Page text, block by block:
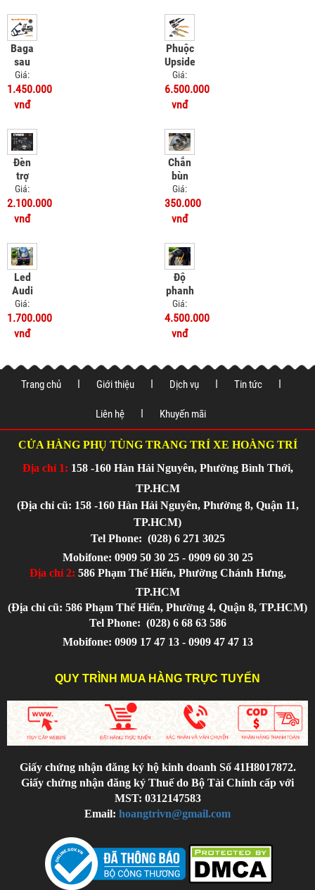
Baga
sau
SRV
Honda
UC3
Giá:
1.450.000
vnđ
Phuộc
Upside
Down
Kingham
Vinfast
Giá:
6.500.000
vnđ
Đèn
trợ
sáng
Bulbtek
Cyber
Giá:
2.100.000
vnđ
Chắn
bùn
sau
MSX -
Chắn
chân
Giá:
350.000
vnđ
Led
Audi
Honda
UC3
Giá:
1.700.000
vnđ
Độ
phanh
ABS
cho xe
Honda
Giá:
4.500.000
vnđ
Trang chủ Giới thiệu Dịch vụ Tin tức
Liên hệ Khuyến mãi
CỬA HÀNG PHỤ TÙNG TRANG TRÍ XE HOÀNG TRÍ
Địa chỉ 1: 158 -160 Hàn Hải Nguyên, Phường Bình Thới,
TP.HCM
(Địa chỉ cũ: 158 -160 Hàn Hải Nguyên, Phường 8, Quận 11,
TP.HCM)
Tel Phone: (028) 6 271 3025
Mobifone: 0909 50 30 25 - 0909 60 30 25
Địa chỉ 2: 586 Phạm Thế Hiển, Phường Chánh Hưng,
TP.HCM
(Địa chỉ cũ: 586 Phạm Thế Hiển, Phường 4, Quận 8, TP.HCM)
Tel Phone: (028) 6 68 63 586
Mobifone: 0909 17 47 13 - 0909 47 47 13
QUY TRÌNH MUA HÀNG TRỰC TUYẾN
Giấy chứng nhận đăng ký hộ kinh doanh Số 41H8017872.
Giấy chứng nhận đăng ký Thuế do Bộ Tài Chính cấp với
MST: 0312147583
Email: hoangtrivn@gmail.com